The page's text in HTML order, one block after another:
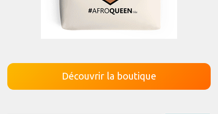
Découvrir la boutique